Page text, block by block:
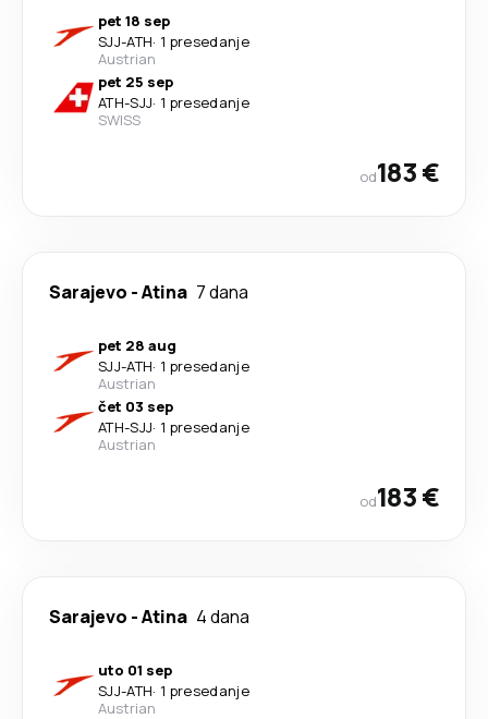
pet 18 sep
SJJ-ATH· 1 presedanje
Austrian
pet 25 sep
ATH-SJJ· 1 presedanje
SWISS
od183 €
Sarajevo -Atina 7 dana
pet 28 aug
SJJ-ATH· 1 presedanje
Austrian
čet 03 sep
ATH-SJJ· 1 presedanje
Austrian
od183 €
Sarajevo -Atina 4 dana
uto 01 sep
SJJ-ATH· 1 presedanje
Austrian